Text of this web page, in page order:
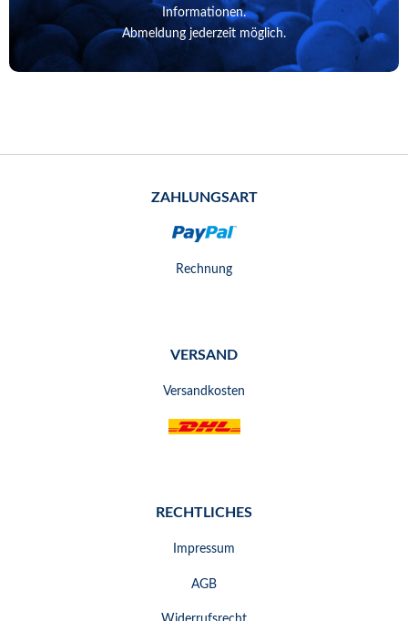
Informationen.
Abmeldung jederzeit möglich.
ZAHLUNGSART
Rechnung
VERSAND
Versandkosten
RECHTLICHES
Impressum
AGB